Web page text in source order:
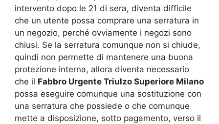
intervento dopo le 21 di sera, diventa difficile
che un utente possa comprare una serratura in
un negozio, perché ovviamente i negozi sono
chiusi. Se la serratura comunque non si chiude,
quindi non permette di mantenere una buona
protezione interna, allora diventa necessario
che il Fabbro Urgente Triulzo Superiore Milano
possa eseguire comunque una sostituzione con
una serratura che possiede o che comunque
mette a disposizione, sotto pagamento, verso il